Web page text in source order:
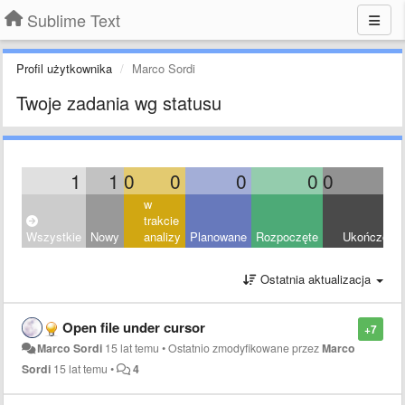
Sublime Text
Profil użytkownika Marco Sordi
Twoje zadania wg statusu
1 1 0 0 0 0 0
Wszystkie Nowy
w
trakcie
analizy
Planowane Rozpoczęte Ukończony
Ostatnia aktualizacja
+7
Open file under cursor
Marco Sordi 15 lat temu •Ostatnio zmodyfikowane przezMarco
Sordi 15 lat temu • 4